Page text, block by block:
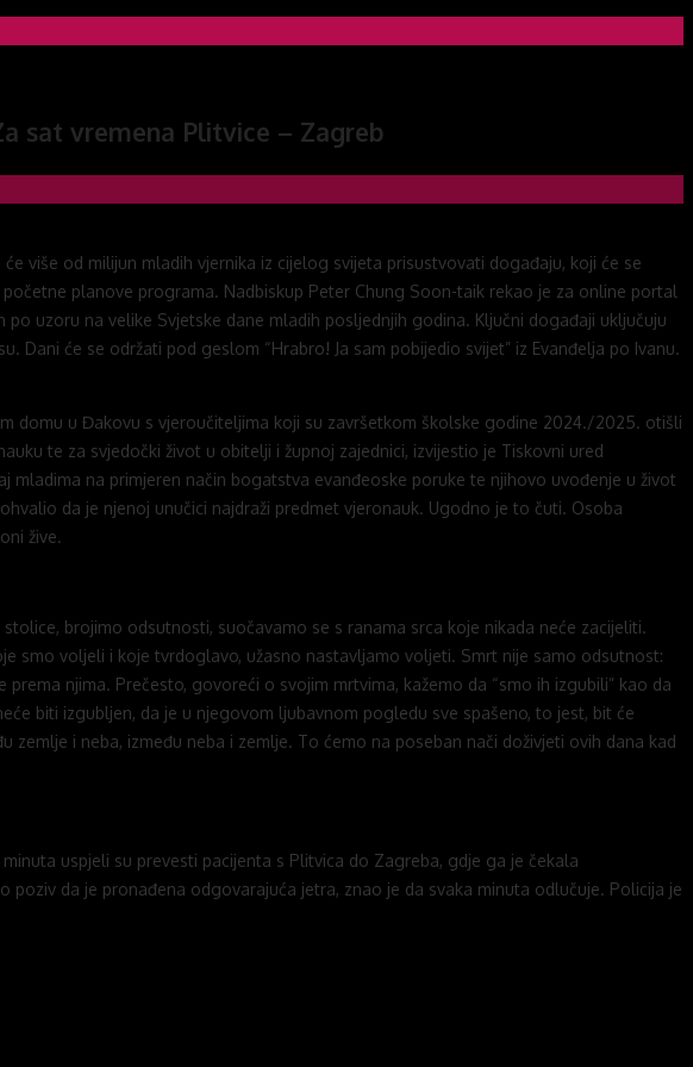
sat vremena Plitvice – Zagreb
više od milijun mladih vjernika iz cijelog svijeta prisustvovati događaju, koji će se
planove programa. Nadbiskup Peter Chung Soon-taik rekao je za online portal
uzoru na velike Svjetske dane mladih posljednjih godina. Ključni događaji uključuju
će se održati pod geslom “Hrabro! Ja sam pobijedio svijet” iz Evanđelja po Ivanu.
domu u Đakovu s vjeroučiteljima koji su završetkom školske godine 2024./2025. otišli
te za svjedočki život u obitelji i župnoj zajednici, izvijestio je Tiskovni ured
na primjeren način bogatstva evanđeoske poruke te njihovo uvođenje u život
da je njenoj unučici najdraži predmet vjeronauk. Ugodno je to čuti. Osoba
žive.
brojimo odsutnosti, suočavamo se s ranama srca koje nikada neće zacijeliti.
smo voljeli i koje tvrdoglavo, užasno nastavljamo voljeti. Smrt nije samo odsutnost:
njima. Prečesto, govoreći o svojim mrtvima, kažemo da “smo ih izgubili” kao da
biti izgubljen, da je u njegovom ljubavnom pogledu sve spašeno, to jest, bit će
i neba, između neba i zemlje. To ćemo na poseban nači doživjeti ovih dana kad
uspjeli su prevesti pacijenta s Plitvica do Zagreba, gdje ga je čekala
da je pronađena odgovarajuća jetra, znao je da svaka minuta odlučuje. Policija je